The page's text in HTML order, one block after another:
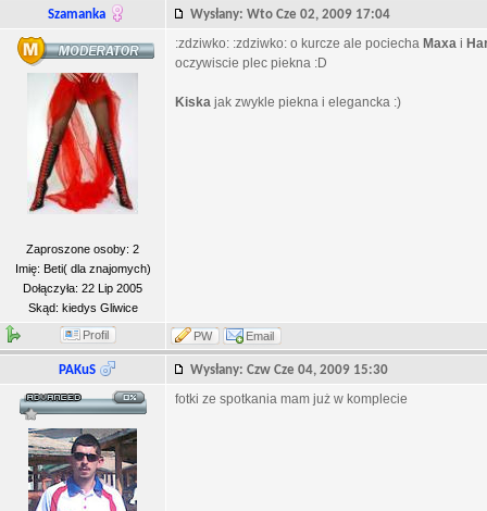
Szamanka Wysłany: Wto Cze 02, 2009 17:04
Zaproszone osoby: 2
Imię: Beti( dla znajomych)
Dołączyła: 22 Lip 2005
Skąd: kiedys Gliwice
:zdziwko: :zdziwko: o kurcze ale pociecha Maxa i
oczywiscie plec piekna :D
Kiska jak zwykle piekna i elegancka :)
Profil PW Email
PAKuS Wysłany: Czw Cze 04, 2009 15:30
fotki ze spotkania mam już w komplecie